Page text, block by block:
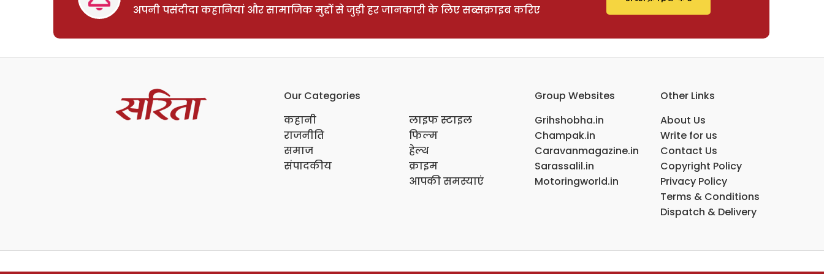
अपनी पसंदीदा कहानियां और सामाजिक मुद्दों से जुड़ी हर जानकारी के लिए सब्सक्राइब करिए
Our Categories
कहानी
राजनीति
समाज
संपादकीय
लाइफ स्टाइल
फिल्म
हेल्थ
क्राइम
आपकी समस्याएं
Group Websites
Grihshobha.in
Champak.in
Caravanmagazine.in
Sarassalil.in
Motoringworld.in
Other Links
About Us
Write for us
Contact Us
Copyright Policy
Privacy Policy
Terms & Conditions
Dispatch & Delivery